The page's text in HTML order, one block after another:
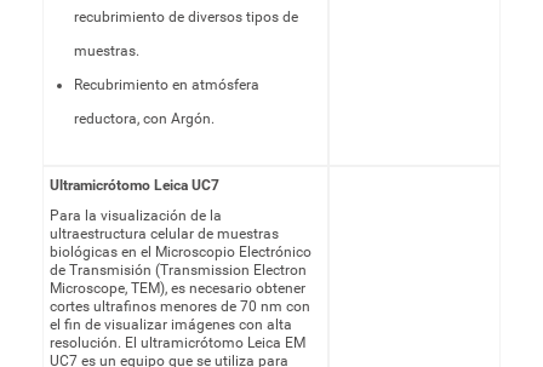
recubrimiento de diversos tipos de
muestras.
Recubrimiento en atmósfera
reductora, con Argón.
Ultramicrótomo Leica UC7
Para la visualización de la
ultraestructura celular de muestras
biológicas en el Microscopio Electrónico
de Transmisión (Transmission Electron
Microscope, TEM), es necesario obtener
cortes ultrafinos menores de 70 nm con
el fin de visualizar imágenes con alta
resolución. El ultramicrótomo Leica EM
UC7 es un equipo que se utiliza para